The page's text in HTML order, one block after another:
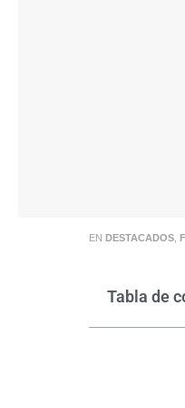
EN DESTACADOS,
Tabla de